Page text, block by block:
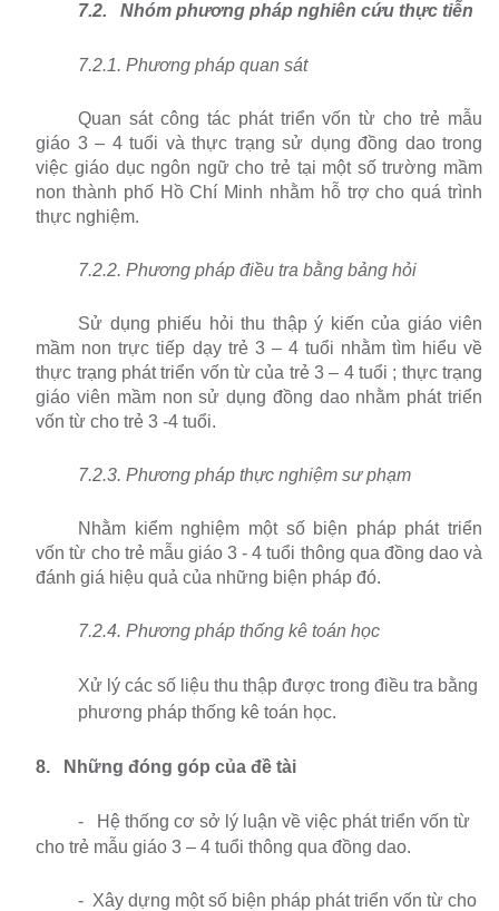
7.2. Nhóm phương pháp nghiên cứu thực tiễn
7.2.1. Phương pháp quan sát
Quan sát công tác phát triển vốn từ cho trẻ mẫu
giáo 3 – 4 tuổi và thực trạng sử dụng đồng dao trong
việc giáo dục ngôn ngữ cho trẻ tại một số trường mầm
non thành phố Hồ Chí Minh nhằm hỗ trợ cho quá trình
thực nghiệm.
7.2.2. Phương pháp điều tra bằng bảng hỏi
Sử dụng phiếu hỏi thu thập ý kiến của giáo viên
mầm non trực tiếp dạy trẻ 3 – 4 tuổi nhằm tìm hiểu về
thực trạng phát triển vốn từ của trẻ 3 – 4 tuổi ; thực trạng
giáo viên mầm non sử dụng đồng dao nhằm phát triển
vốn từ cho trẻ 3 -4 tuổi.
7.2.3. Phương pháp thực nghiệm sư phạm
Nhằm kiểm nghiệm một số biện pháp phát triển
vốn từ cho trẻ mẫu giáo 3 - 4 tuổi thông qua đồng dao và
đánh giá hiệu quả của những biện pháp đó.
7.2.4. Phương pháp thống kê toán học
Xử lý các số liệu thu thập được trong điều tra bằng
phương pháp thống kê toán học.
8. Những đóng góp của đề tài
-
Hệ thống cơ sở lý luận về việc phát triển vốn từ
cho trẻ mẫu giáo 3 – 4 tuổi thông qua đồng dao.
- Xây dựng một số biện pháp phát triển vốn từ cho